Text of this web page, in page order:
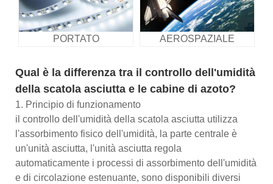
PORTATO AEROSPAZIALE
Qual è la differenza tra il controllo dell'umidità
della scatola asciutta e le cabine di azoto?
1. Principio di funzionamento
il controllo dell'umidità della scatola asciutta utilizza
l'assorbimento fisico dell'umidità, la parte centrale è
un'unità asciutta, l'unità asciutta regola
automaticamente i processi di assorbimento dell'umidità
e di circolazione estenuante, sono disponibili diversi